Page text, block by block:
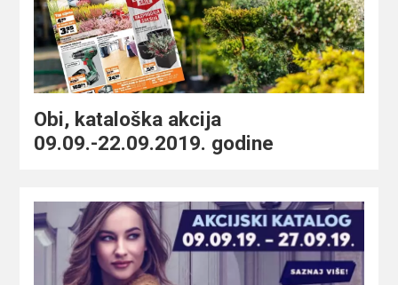
Obi, kataloška akcija
09.09.-22.09.2019. godine